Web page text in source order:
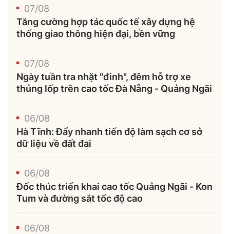
07/08
Tăng cường hợp tác quốc tế xây dựng hệ
thống giao thông hiện đại, bền vững
07/08
Ngày tuần tra nhặt "đinh", đêm hỗ trợ xe
thủng lốp trên cao tốc Đà Nẵng - Quảng Ngãi
06/08
Hà Tĩnh: Đẩy nhanh tiến độ làm sạch cơ sở
dữ liệu về đất đai
06/08
Đốc thúc triển khai cao tốc Quảng Ngãi - Kon
Tum và đường sắt tốc độ cao
06/08